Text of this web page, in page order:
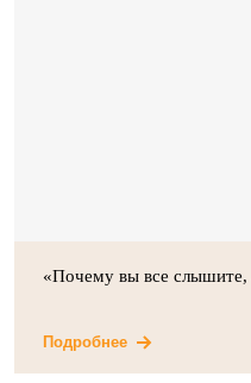
«Почему вы все слышите,
Подробнее